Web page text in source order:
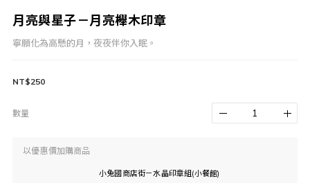
月亮與星子－月亮櫸木印章
寧願化為高懸的月，夜夜伴你入眠。
NT$250
數量
以優惠價加購商品
小兔國商店街－水晶印章組(小餐館)